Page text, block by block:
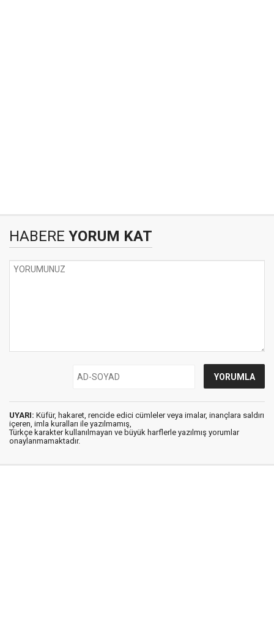
HABERE YORUM KAT
UYARI: Küfür, hakaret, rencide edici cümleler veya imalar, inançlara saldırı
içeren, imla kuralları ile yazılmamış,
Türkçe karakter kullanılmayan ve büyük harflerle yazılmış yorumlar
onaylanmamaktadır.